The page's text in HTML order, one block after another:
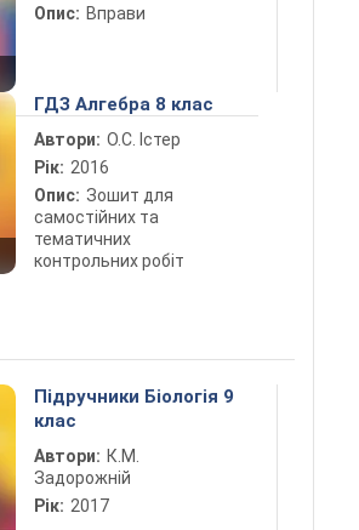
Опис: Вправи
ГДЗ Алгебра 8 клас
Автори: О.С. Істер
Рік: 2016
Опис: Зошит для
самостійних та
тематичних
контрольних робіт
Підручники Біологія 9
клас
Автори: К.М.
Задорожній
Рік: 2017